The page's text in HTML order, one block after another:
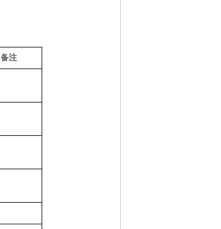
备注